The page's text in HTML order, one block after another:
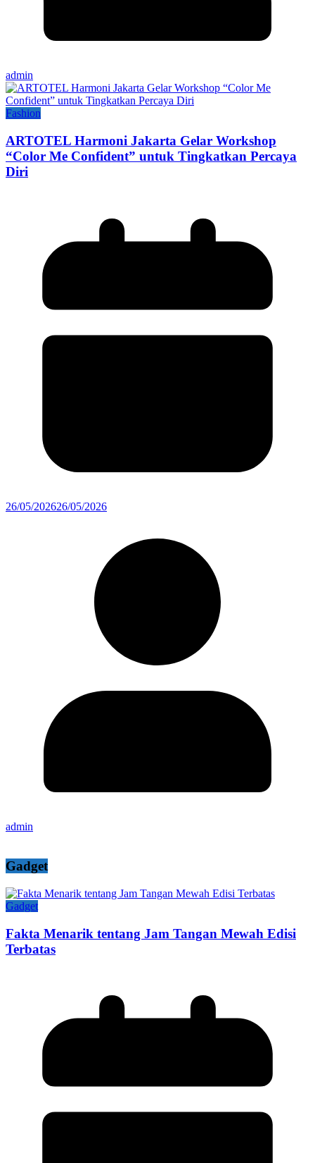
admin
Fashion
ARTOTEL Harmoni Jakarta Gelar Workshop
“Color Me Confident” untuk Tingkatkan Percaya
Diri
26/05/202626/05/2026
admin
Gadget
Gadget
Fakta Menarik tentang Jam Tangan Mewah Edisi
Terbatas